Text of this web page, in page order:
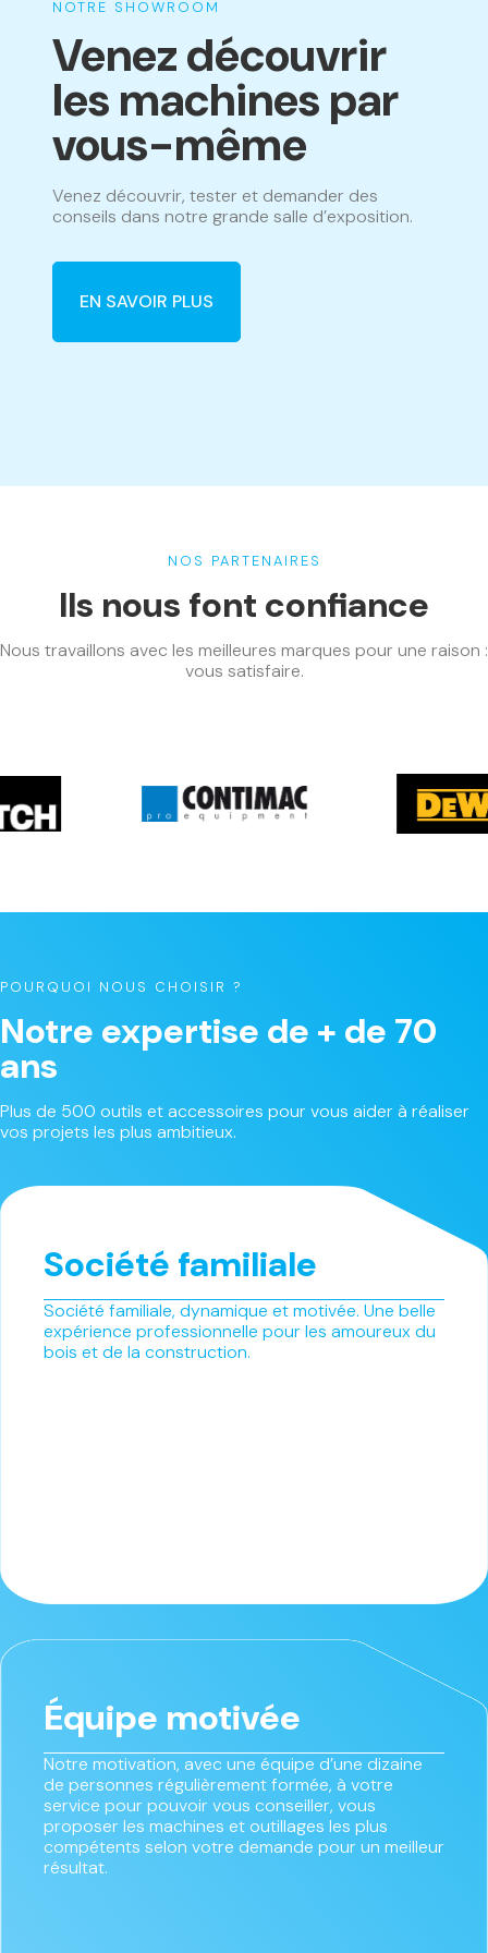
NOTRE SHOWROOM
Venez découvrir
les machines par
vous-même
Venez découvrir, tester et demander des
conseils dans notre grande salle d’exposition.
EN SAVOIR PLUS
NOS PARTENAIRES
Ils nous font confiance
Nous travaillons avec les meilleures marques pour une raison :
vous satisfaire.
POURQUOI NOUS CHOISIR ?
Notre expertise de + de 70
ans
Plus de 500 outils et accessoires pour vous aider à réaliser
vos projets les plus ambitieux.
Société familiale
Société familiale, dynamique et motivée. Une belle
expérience professionnelle pour les amoureux du
bois et de la construction.
Équipe motivée
Notre motivation, avec une équipe d’une dizaine
de personnes régulièrement formée, à votre
service pour pouvoir vous conseiller, vous
proposer les machines et outillages les plus
compétents selon votre demande pour un meilleur
résultat.